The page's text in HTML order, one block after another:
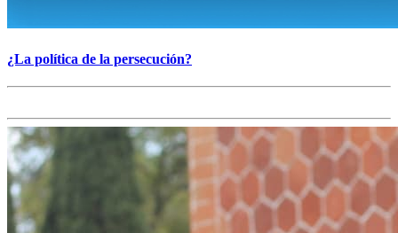
¿La política de la persecución?